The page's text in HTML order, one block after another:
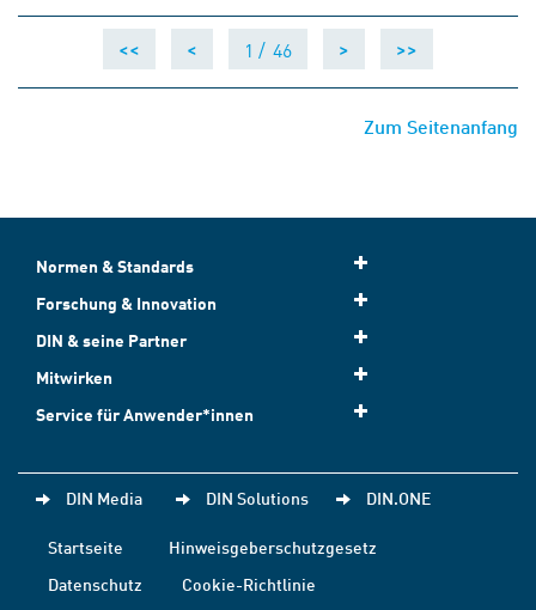
<< < 1 / 46 > >>
Zum Seitenanfang
Normen & Standards
Forschung & Innovation
DIN & seine Partner
Mitwirken
Service für Anwender*innen
DIN Media DIN Solutions DIN.ONE
Startseite
Hinweisgeberschutzgesetz
Datenschutz
Cookie-Richtlinie